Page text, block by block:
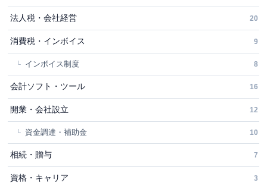
法人税・会社経営 20
消費税・インボイス 9
インボイス制度 8
会計ソフト・ツール 16
開業・会社設立 12
資金調達・補助金 10
相続・贈与 7
資格・キャリア 3